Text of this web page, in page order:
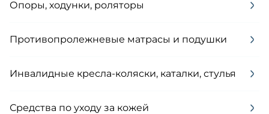
Опоры, ходунки, роляторы
Противопролежневые матрасы и подушки
Инвалидные кресла-коляски, каталки, стулья
Средства по уходу за кожей